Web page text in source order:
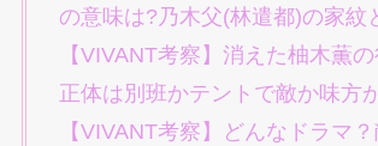
の意味は?乃木父(林遣都)の家紋
【VIVANT考察】消えた柚木薫
正体は別班かテントで敵か味方
【VIVANT考察】どんなドラマ